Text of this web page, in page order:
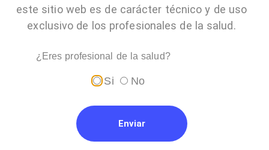
Reporte
•
Encuesta
satisfacción
•
Annar
•
Contacto
•
Políticas
documentación
•
Trabaja
nosotros
•
Prensa
Realiza tus pagos en línea a través de
este sitio web es de carácter técnico y de uso
exclusivo de los profesionales de la salud.
¿Eres profesional de la salud?
Si No
Enviar